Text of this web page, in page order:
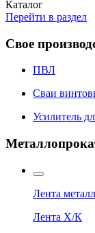
Каталог
Перейти в раздел
Свое
ПВЛ
Сваи
Усилитель
Лента
Лента Х/К